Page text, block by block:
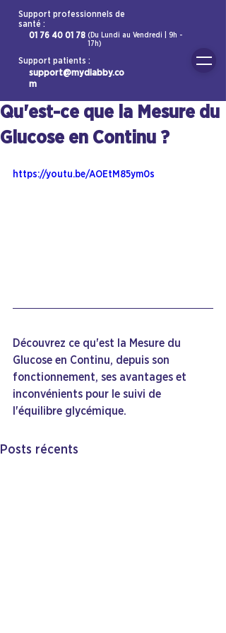
Support professionnels de
santé :
(Du Lundi au Vendredi | 9h -
17h)
01 76 40 01 78
Support patients :
support@mydiabby.co
m
Qu'est-ce que la Mesure du
Glucose en Continu ?
https://youtu.be/AOEtM85ym0s
Découvrez ce qu'est la Mesure du
Glucose en Continu, depuis son
fonctionnement, ses avantages et
inconvénients pour le suivi de
l'équilibre glycémique.
Posts récents